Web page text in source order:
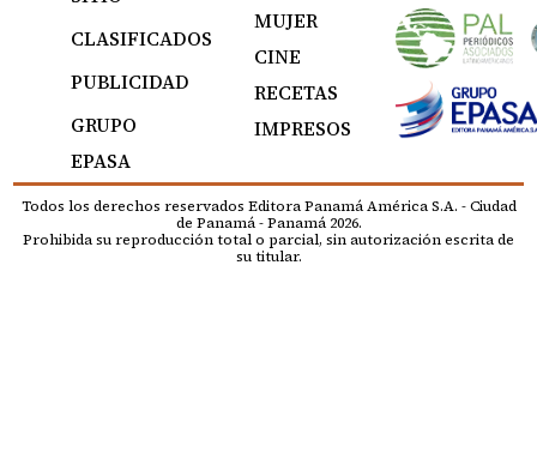
CLASIFICADOS
PUBLICIDAD
GRUPO
EPASA
MUJER
CINE
RECETAS
IMPRESOS
Todos los derechos reservados Editora Panamá América S.A. - Ciudad
de Panamá - Panamá 2026.
Prohibida su reproducción total o parcial, sin autorización escrita de
su titular.